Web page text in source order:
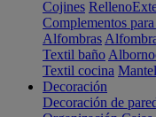
Cojines Relleno
Complementos
Alfombras
Textil baño
Textil cocina
Decoración
Decoración de